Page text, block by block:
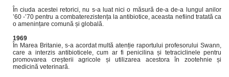
În ciuda acestei retorici, nu s-a luat nici o măsură de-a de-a lungul anilor
’60 -’70 pentru a combaterezistența la antibiotice, aceasta nefiind tratată ca
o amenințare comună și globală.
1969
În Marea Britanie, s-a acordat multă atenție raportului profesorului Swann,
care a interzis antibioticele, cum ar fi penicilina și tetraciclinele pentru
promovarea creșterii agricole și utilizarea acestora în zootehnie și
medicină veterinară.